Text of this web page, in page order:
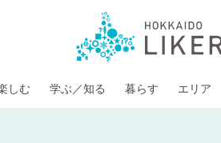
しむ 学ぶ／知る 暮らす エリア